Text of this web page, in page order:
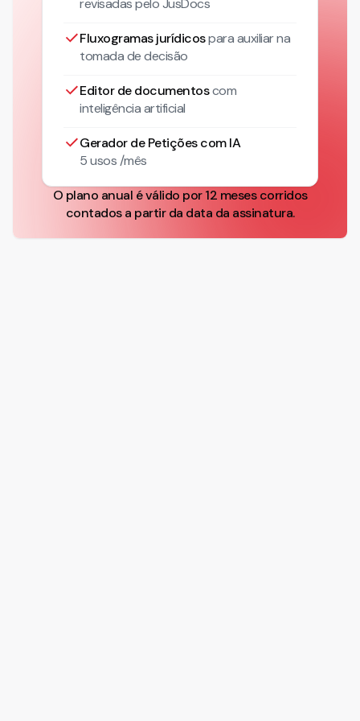
revisadas pelo JusDocs
Fluxogramas jurídicospara auxiliar na
tomada de decisão
Editor de documentoscom
inteligência artificial
Gerador de Petições com IA
5 usos /mês
O plano anual é válido por 12 meses corridos
contados a partir da data da assinatura.